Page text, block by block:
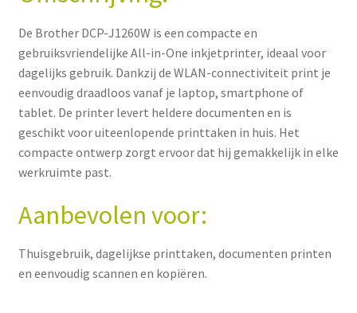
De Brother DCP-J1260W is een compacte en
gebruiksvriendelijke All-in-One inkjetprinter, ideaal voor
dagelijks gebruik. Dankzij de WLAN-connectiviteit print je
eenvoudig draadloos vanaf je laptop, smartphone of
tablet. De printer levert heldere documenten en is
geschikt voor uiteenlopende printtaken in huis. Het
compacte ontwerp zorgt ervoor dat hij gemakkelijk in elke
werkruimte past.
Aanbevolen voor:
Thuisgebruik, dagelijkse printtaken, documenten printen
en eenvoudig scannen en kopiëren.